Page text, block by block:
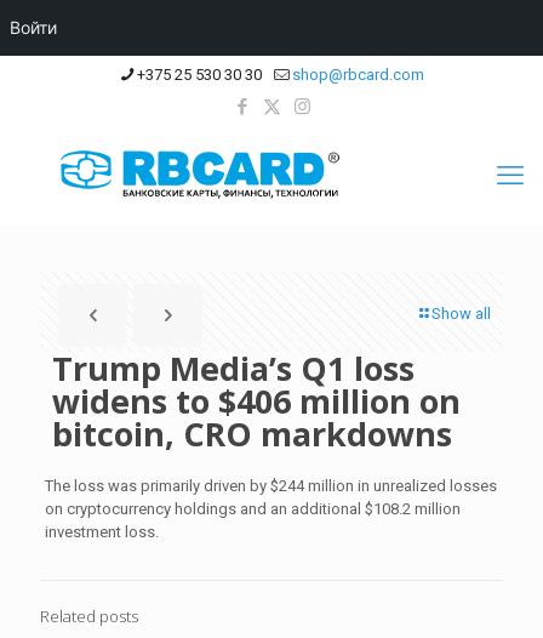
+375 25 530 30 30 shop@rbcard.com
Show all
Trump Media’s Q1 loss
widens to $406 million on
bitcoin, CRO markdowns
The loss was primarily driven by $244 million in unrealized losses
on cryptocurrency holdings and an additional $108.2 million
investment loss.
Related posts
Войти